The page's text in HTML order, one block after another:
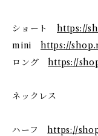
ショート https://
mini https://
ロングhttps://
ネックレス
ハーフhttps://